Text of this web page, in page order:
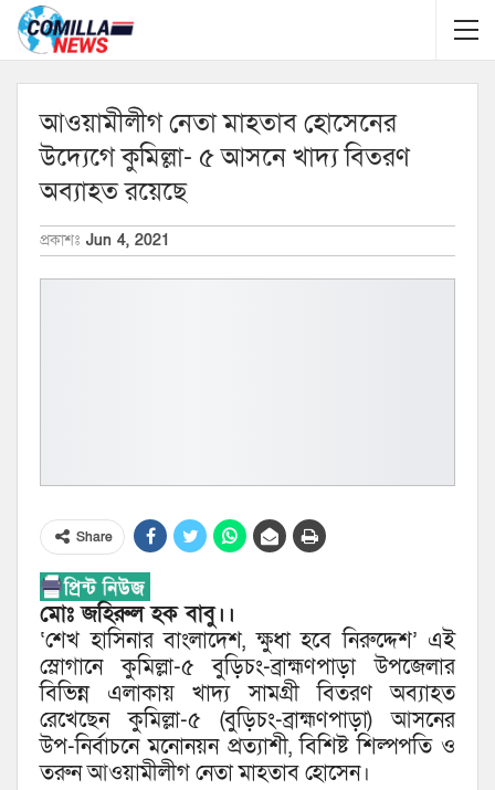
আওয়ামীলীগ নেতা মাহতাব হোসেনের
উদ্যেগে কুমিল্লা- ৫ আসনে খাদ্য বিতরণ
অব্যাহত রয়েছে
প্রকাশঃ Jun 4, 2021
Share
মোঃ জহিরুল হক বাবু।।
‘শেখ হাসিনার বাংলাদেশ, ক্ষুধা হবে নিরুদ্দেশ’ এই
স্লোগানে কুমিল্লা-৫ বুড়িচং-ব্রাহ্মণপাড়া উপজেলার
বিভিন্ন এলাকায় খাদ্য সামগ্রী বিতরণ অব্যাহত
রেখেছেন কুমিল্লা-৫ (বুড়িচং-ব্রাহ্মণপাড়া) আসনের
উপ-নির্বাচনে মনোনয়ন প্রত্যাশী, বিশিষ্ট শিল্পপতি ও
তরুন আওয়ামীলীগ নেতা মাহতাব হোসেন।